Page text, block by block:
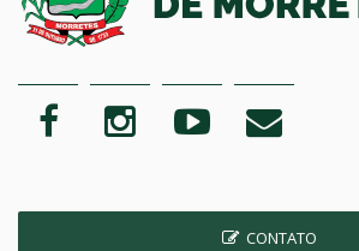
CONTATO